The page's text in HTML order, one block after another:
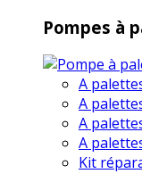
Pompes à
A
A
A
A
Kit